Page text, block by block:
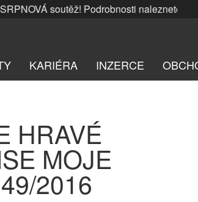
soutěž! Podrobnosti nalezneteZDE. |
KARIÉRA INZERCE
HRAVÉ
MOJE
2016